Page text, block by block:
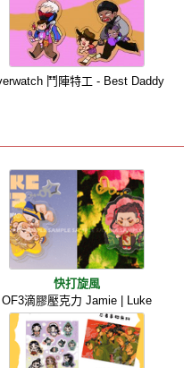
鬥陣特工 - Best Daddy
快打旋風
OF3滴膠壓克力 Jamie | Luke